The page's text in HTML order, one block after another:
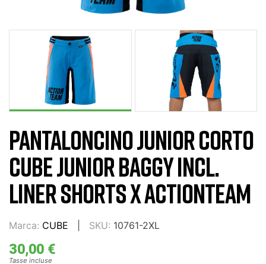
PANTALONCINO JUNIOR CORTO
CUBE JUNIOR BAGGY INCL.
LINER SHORTS X ACTIONTEAM
Marca: CUBE SKU: 10761-2XL
30,00 €
Tasse incluse